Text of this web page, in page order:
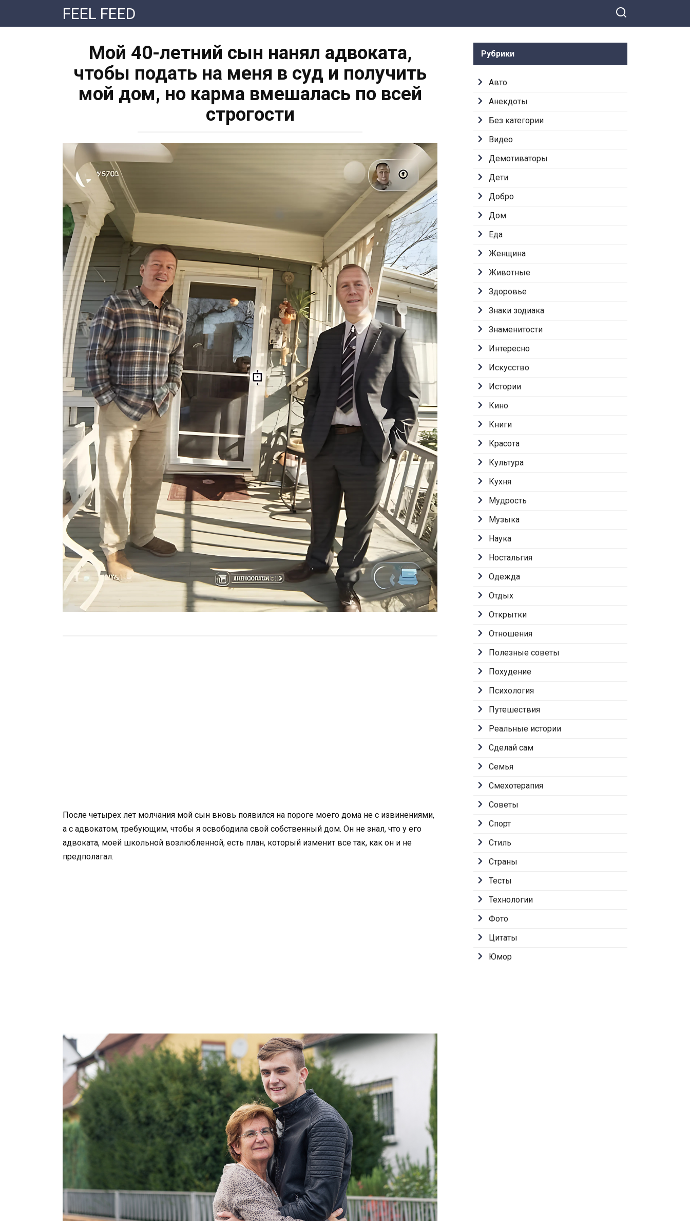
контенту
FEEL FEED
Мой 40-летний сын нанял адвоката,
чтобы подать на меня в суд и получить
мой дом, но карма вмешалась по всей
строгости
После четырех лет молчания мой сын вновь появился на пороге моего дома не с извинениями,
а с адвокатом, требующим, чтобы я освободила свой собственный дом. Он не знал, что у его
адвоката, моей школьной возлюбленной, есть план, который изменит все так, как он и не
предполагал.
Рубрики
Авто
Анекдоты
Без категории
Видео
Демотиваторы
Дети
Добро
Дом
Еда
Женщина
Животные
Здоровье
Знаки зодиака
Знаменитости
Интересно
Искусство
Истории
Кино
Книги
Красота
Культура
Кухня
Мудрость
Музыка
Наука
Ностальгия
Одежда
Отдых
Открытки
Отношения
Полезные советы
Похудение
Психология
Путешествия
Реальные истории
Сделай сам
Семья
Смехотерапия
Советы
Спорт
Стиль
Страны
Тесты
Технологии
Фото
Цитаты
Юмор